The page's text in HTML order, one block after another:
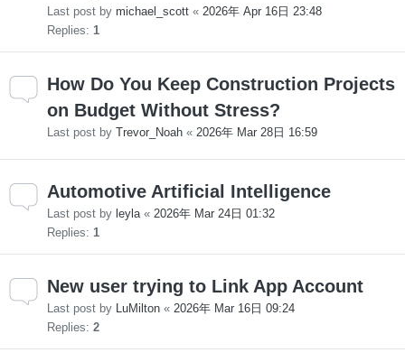
Last post by michael_scott « 2026年 Apr 16日 23:48
Replies: 1
How Do You Keep Construction Projects
on Budget Without Stress?
Last post by Trevor_Noah « 2026年 Mar 28日 16:59
Automotive Artificial Intelligence
Last post by leyla « 2026年 Mar 24日 01:32
Replies: 1
New user trying to Link App Account
Last post by LuMilton « 2026年 Mar 16日 09:24
Replies: 2